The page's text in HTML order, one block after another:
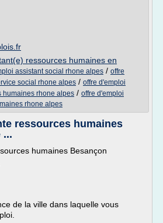
ressources humaines en
assistant social rhone alpes / offre
social rhone alpes / offre d'emploi
humaines rhone alpes / offre d'emploi
rhone alpes
ressources humaines
...
humaines Besançon
de la ville dans laquelle vous